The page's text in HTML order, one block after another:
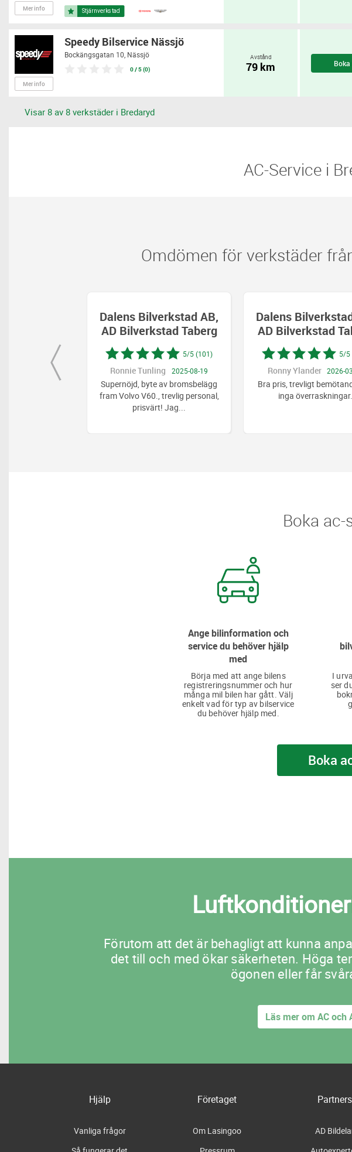
Mer info
Mer info
Speedy Bilservice Nässjö
Bockängsgatan 10, Nässjö
0 / 5 (0)
Avstånd
79 km Boka
Visar 8 av 8 verkstäder i Bredaryd
​​AC-Service i
Omdömen för verkstäder
5/5 (101)
2025-10-09
Dalens Bilverkstad AB,
AD Bilverkstad Taberg
5/5 (101)
Ronnie Tunling 2025-08-19
Supernöjd, byte av bromsbelägg
fram Volvo V60., trevlig personal,
prisvärt! Jag...
Dalens
AD Bilverkstad
5/5
Ronny Ylander 2026-
Bra pris, trevligt
inga överraskningar.
Boka ac-
Ange bilinformation och
service du behöver hjälp
med
Börja med att ange bilens
registreringsnummer och hur
många mil bilen har gått. Välj
enkelt vad för typ av bilservice
du behöver hjälp med.
I
ser
Boka
Förutom att det är behagligt att kunna
det till och med ökar säkerheten. Höga
ögonen eller får
Läs mer om AC och
Hjälp
Vanliga frågor
Företaget
Om Lasingoo
Partners
AD